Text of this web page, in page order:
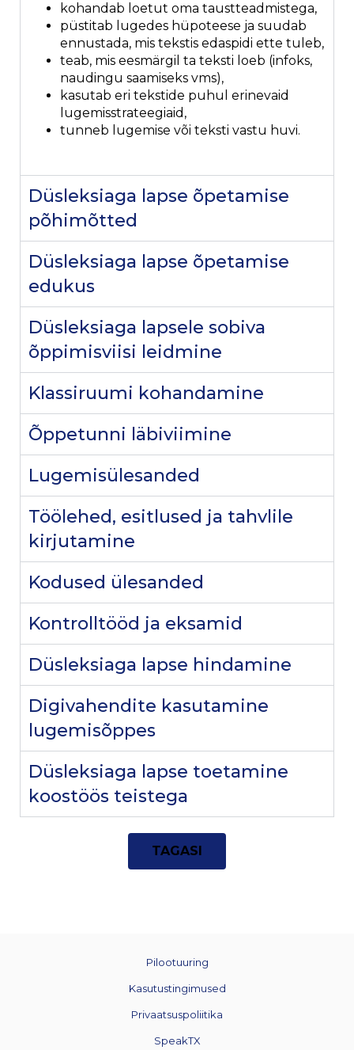
kohandab loetut oma taustteadmistega,
püstitab lugedes hüpoteese ja suudab
ennustada, mis tekstis edaspidi ette tuleb,
teab, mis eesmärgil ta teksti loeb (infoks,
naudingu saamiseks vms),
kasutab eri tekstide puhul erinevaid
lugemisstrateegiaid,
tunneb lugemise või teksti vastu huvi.
Düsleksiaga lapse õpetamise
põhimõtted
Düsleksiaga lapse õpetamise
edukus
Düsleksiaga lapsele sobiva
õppimisviisi leidmine
Klassiruumi kohandamine
Õppetunni läbiviimine
Lugemisülesanded
Töölehed, esitlused ja tahvlile
kirjutamine
Kodused ülesanded
Kontrolltööd ja eksamid
Düsleksiaga lapse hindamine
Digivahendite kasutamine
lugemisõppes
Düsleksiaga lapse toetamine
koostöös teistega
TAGASI
Pilootuuring
Kasutustingimused
Privaatsuspoliitika
SpeakTX